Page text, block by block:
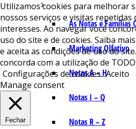
As Notas e Famílias
Marketing Olfativo
Notas A – H
Notas I – Q
Notas R – Z
Utilizamos cookies para melhorar
nossos serviços e visitas repetidas
interesses. Ao navegar você
uso do site e de cookies. Saiba mais
e aceita as condições de uso do
concorda com a utilização de
Configurações de cookies Aceito
Manage consent
Fechar